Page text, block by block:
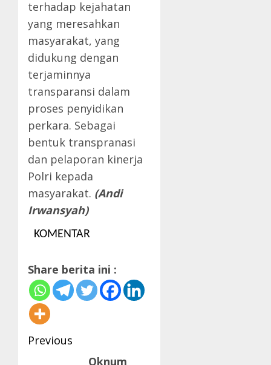
terhadap kejahatan
yang meresahkan
masyarakat, yang
didukung dengan
terjaminnya
transparansi dalam
proses penyidikan
perkara. Sebagai
bentuk transpranasi
dan pelaporan kinerja
Polri kepada
masyarakat. (Andi
Irwansyah)
KOMENTAR
Share berita ini :
Post
Previous
Oknum